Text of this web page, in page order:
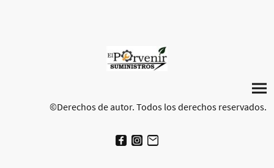
©Derechos de autor. Todos los derechos reservados.